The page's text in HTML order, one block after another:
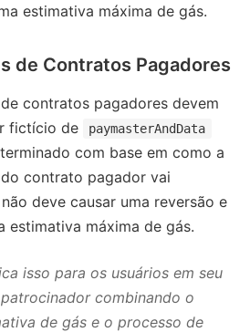
estimativa máxima de gás.
de Contratos Pagadores
contratos pagadores devem
fictício de
paymasterAndData
com base em como a
contrato pagador vai
deve causar uma reversão e
estimativa máxima de gás.
isso para os usuários em seu
combinando o
de gás e o processo de